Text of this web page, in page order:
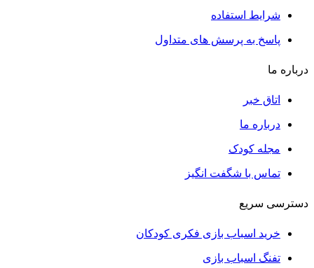
شرایط استفاده
پاسخ به پرسش های متداول
درباره ما
اتاق خبر
درباره ما
مجله کودک
تماس با شگفت انگیز
دسترسی سریع
خرید اسباب بازی فکری کودکان
تفنگ اسباب بازی